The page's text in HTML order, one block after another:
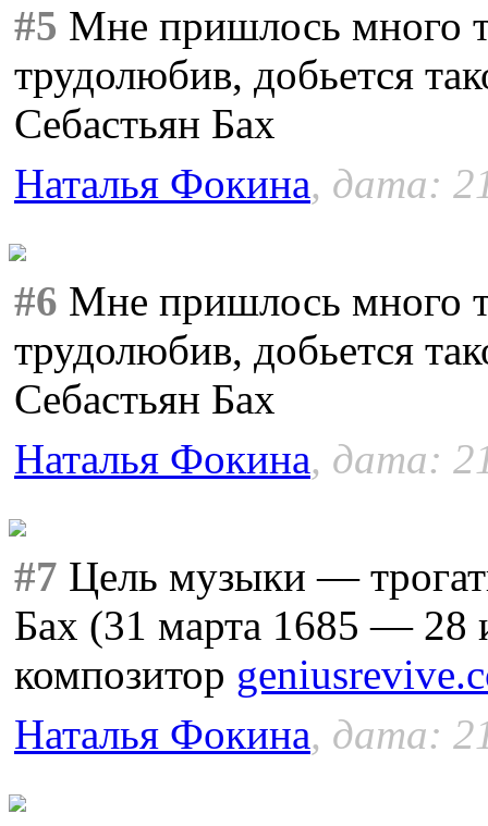
#5 Мне пришлось много
трудолюбив, добьется
Себастьян Бах
Наталья Фокина, дата:
#6 Мне пришлось много
трудолюбив, добьется
Себастьян Бах
Наталья Фокина, дата:
#7 Цель музыки —
Бах (31 марта 1685 — 28
композитор
Наталья Фокина, дата: